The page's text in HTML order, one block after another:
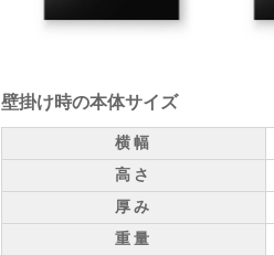
壁掛け時の本体サイズ
横幅
高さ
厚み
重量